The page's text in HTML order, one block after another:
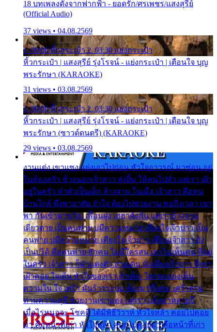
18 บทเพลงดังจากฟากฟ้า - ยอดรัก/ศรเพชร/แสงสุรีย์
(Official Audio)
37 views • 04.08.2569
1. 00:00 หิ้วกระเป๋า 2. 03:30 แย่งกระเป๋า
หิ้วกระเป๋า | แสงสุรีย์ รุ่งโรจน์ - แย่งกระเป๋า | เตือนใจ บุญ
พระรักษา (KARAOKE)
31 views • 03.08.2569
1. 00:00 หิ้วกระเป๋า 2. 03:30 แย่งกระเป๋า
หิ้วกระเป๋า | แสงสุรีย์ รุ่งโรจน์ - แย่งกระเป๋า | เตือนใจ บุญ
พระรักษา (ซาวด์ดนตรี) (KARAOKE)
29 views • 03.08.2569
งานแต่ง เขาแซง แย่งเอาไปก่อน หัวใจอาวรณ์ มาซ่อน อยู่
ในห้องครัว ข้างนอกเจ้าสาว ส่งยิ้ม ให้คนไปทั่ว แต่เรา เฝ้า
อยู่ในครัว ทำตัวเป็นเด็ก ล้างจาน ในเมื่อ เจ้าสาว คือคน
บ้านใกล้ พึ่งพาอาศัย จำใจ ต้องไปช่วยงาน พอถึงเวลา เขา
พา กันเข้าพาขวัญ เพื่อนฝูง เฮฮาดังลั่น แต่เราล้างจาน
เดียวดาย เป็นคนพ่าย บ่มีความหมาย เคียงใจเจ้าบ่าว เป็น
คนพ่าย บ่มีความหมาย เคียงใจเจ้าบ่าว เพื่อนเจ้าสาว ยัง
เป็นบ่ได้ คือคนพ่าย ฮักคน ไม่มีใครสน เขาไม่เห็นคน ที่อยู่
ในครัว เจ้าสาว ก็มัวแต่งตัว สวยเด่น นั่งเคียงเจ้าบ่าว ที่เขา
เฝ้าคอย ใจเต้น หัวใจของเรา ลำเค็ญ ใครจะมองเห็น
ความใน ใจ เศร้า มันร้าวระบม ต้องมาขื่นขม เศร้าตรม
ท่ามความสุขี ช่วยงานเขาแต่ง แต่เรา แล้งมาหลายปี
เมื่อไรหนอจะ โชคดี ได้มีพิธีวิวาห์ หัวใจหล้า คอยไปคอย
มา คือหน้าที่เก่า หัวใจหล้า คอยไปคอยมา คือหน้าที่เก่า